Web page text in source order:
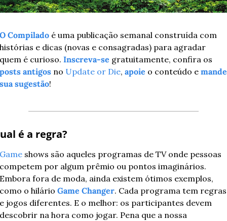
Compilado é uma publicação semanal construída com
e dicas (novas e consagradas) para agradar
é curioso. Inscreva-se
antigos no Update or Die, apoie o conteúdo e mande
sugestão!
é a regra?
shows são aqueles programas de TV onde pessoas
por algum prêmio ou pontos imaginários.
fora de moda, ainda existem ótimos exemplos,
o hilário Game Changer. Cada programa tem regras
jogos diferentes. E o melhor: os participantes devem
na hora como jogar. Pena que a nossa